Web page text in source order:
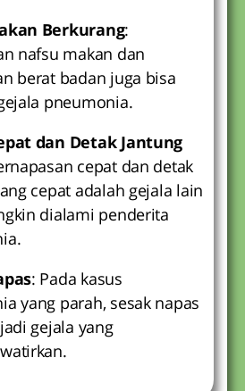
Berkurang:
nafsu makan dan
berat badan juga bisa
pneumonia.
dan Detak Jantung
cepat dan detak
cepat adalah gejala lain
dialami penderita
: Pada kasus
yang parah, sesak napas
gejala yang